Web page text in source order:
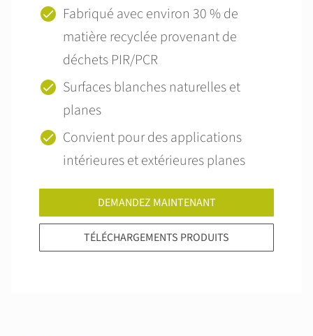
Fabriqué avec environ 30 % de
matière recyclée provenant de
déchets PIR/PCR
Surfaces blanches naturelles et
planes
Convient pour des applications
intérieures et extérieures planes
DEMANDEZ MAINTENANT
TÉLÉCHARGEMENTS PRODUITS